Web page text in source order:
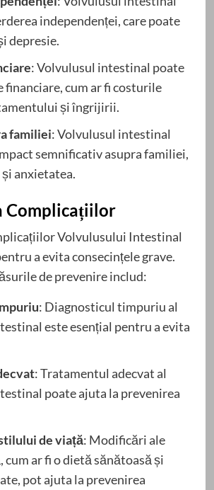
independenței, care poate
depresie.
: Volvulusul intestinal poate
financiare, cum ar fi costurile
și îngrijirii.
familiei: Volvulusul intestinal
semnificativ asupra familiei,
anxietatea.
Complicațiilor
Volvulusului Intestinal
a evita consecințele grave.
de prevenire includ:
: Diagnosticul timpuriu al
este esențial pentru a evita
: Tratamentul adecvat al
poate ajuta la prevenirea
de viață: Modificări ale
ar fi o dietă sănătoasă și
pot ajuta la prevenirea